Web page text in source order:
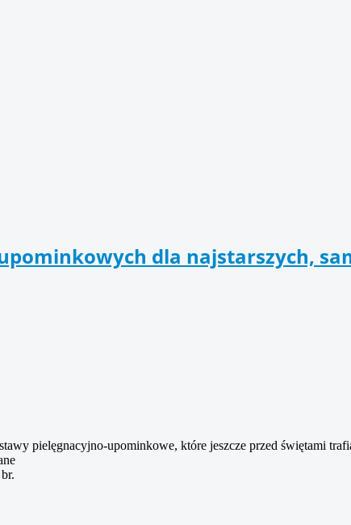
dla najstarszych,
pielęgnacyjno-upominkowe, które jeszcze przed świętami